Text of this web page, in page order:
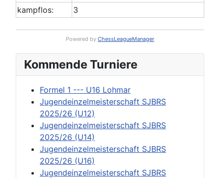
kampflos:
3
Powered by ChessLeagueManager
Kommende Turniere
Formel 1 --- U16 Lohmar
Jugendeinzelmeisterschaft SJBRS
2025/26 (U12)
Jugendeinzelmeisterschaft SJBRS
2025/26 (U14)
Jugendeinzelmeisterschaft SJBRS
2025/26 (U16)
Jugendeinzelmeisterschaft SJBRS